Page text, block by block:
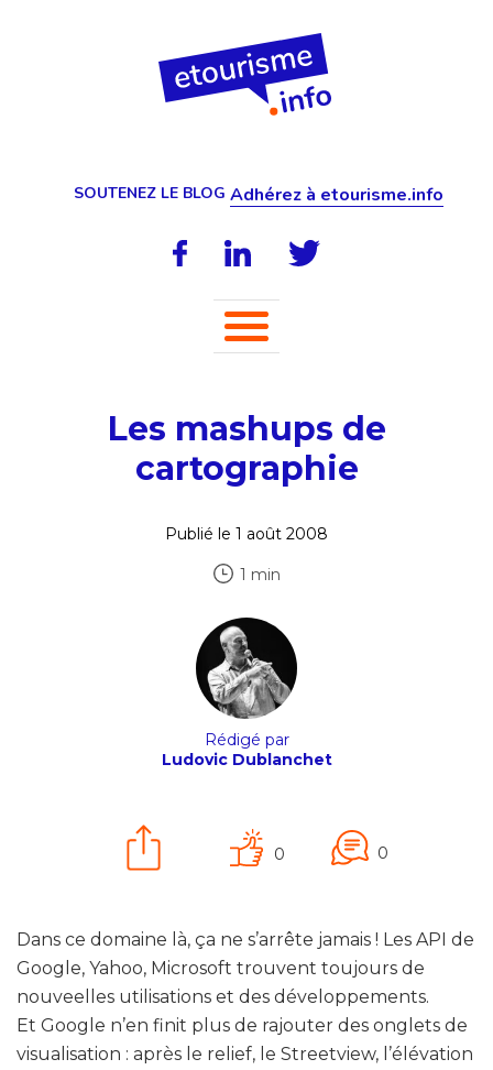
SOUTENEZ LE BLOG Adhérez à etourisme.info
Les mashups de
cartographie
Publié le 1 août 2008
1 min
Rédigé par
Ludovic Dublanchet
0 0
Dans ce domaine là, ça ne s’arrête jamais ! Les API de
Google, Yahoo, Microsoft trouvent toujours de
nouveelles utilisations et des développements.
Et Google n’en finit plus de rajouter des onglets de
visualisation : après le relief, le Streetview, l’élévation